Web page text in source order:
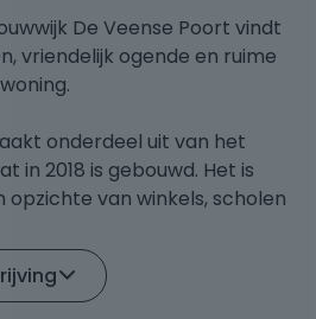
De Veense Poort vindt
vriendelijk ogende en ruime
onderdeel uit van het
in 2018 is gebouwd. Het is
van winkels, scholen
(Rondweg-West en